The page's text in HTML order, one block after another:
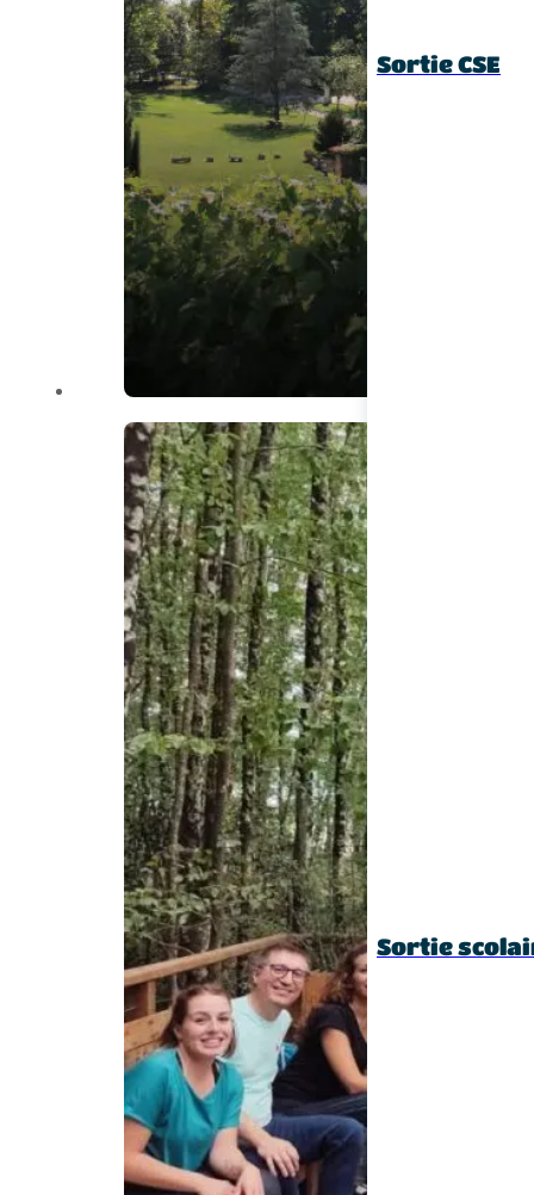
Sortie CSE
Sortie